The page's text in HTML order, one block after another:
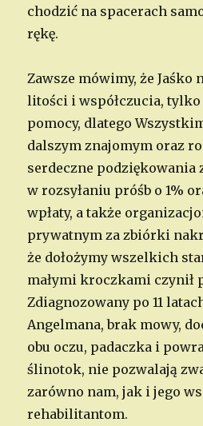
chodzić na spacerach
rękę.
Zawsze mówimy, że Jaśko
litości i współczucia,
pomocy, dlatego
dalszym znajomym oraz
serdeczne podziękowania
w rozsyłaniu próśb o 1%
wpłaty, a także
prywatnym za zbiórki
że dołożymy wszelkich
małymi kroczkami czynił
Zdiagnozowany po 11
Angelmana, brak mowy,
obu oczu, padaczka i
ślinotok, nie pozwalają
zarówno nam, jak i jego
rehabilitantom.